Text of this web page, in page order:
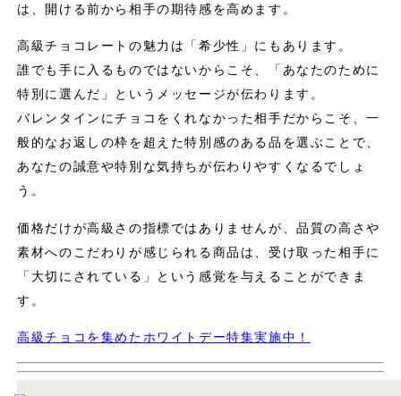
は、開ける前から相手の期待感を高めます。
高級チョコレートの魅力は「希少性」にもあります。
誰でも手に入るものではないからこそ、「あなたのために
特別に選んだ」というメッセージが伝わります。
バレンタインにチョコをくれなかった相手だからこそ、一
般的なお返しの枠を超えた特別感のある品を選ぶことで、
あなたの誠意や特別な気持ちが伝わりやすくなるでしょ
う。
価格だけが高級さの指標ではありませんが、品質の高さや
素材へのこだわりが感じられる商品は、受け取った相手に
「大切にされている」という感覚を与えることができま
す。
高級チョコを集めたホワイトデー特集実施中！